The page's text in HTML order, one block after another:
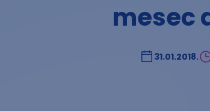
mesec
31.01.2018.